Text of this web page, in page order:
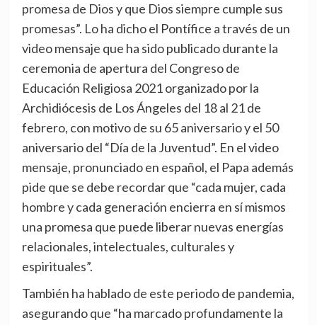
promesa de Dios y que Dios siempre cumple sus
promesas”. Lo ha dicho el Pontífice a través de un
video mensaje que ha sido publicado durante la
ceremonia de apertura del Congreso de
Educación Religiosa 2021 organizado por la
Archidiócesis de Los Ángeles del 18 al 21 de
febrero, con motivo de su 65 aniversario y el 50
aniversario del “Día de la Juventud”. En el video
mensaje, pronunciado en español, el Papa además
pide que se debe recordar que “cada mujer, cada
hombre y cada generación encierra en sí mismos
una promesa que puede liberar nuevas energías
relacionales, intelectuales, culturales y
espirituales”.
También ha hablado de este periodo de pandemia,
asegurando que “ha marcado profundamente la